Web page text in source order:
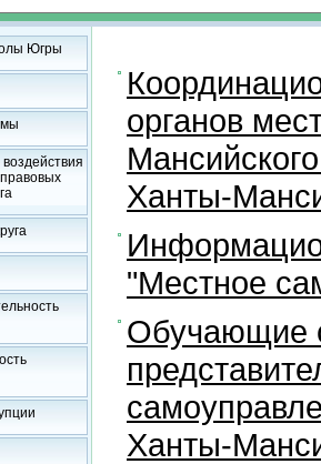
Югры
органов
Ханты-
"Местное
Обучающие
Ханты-